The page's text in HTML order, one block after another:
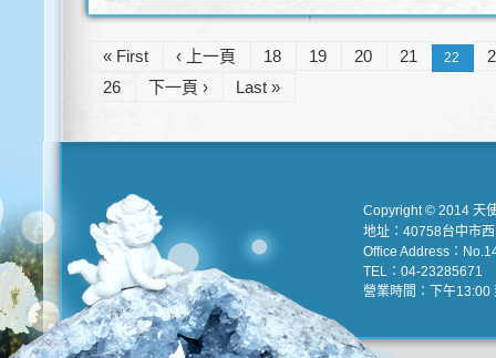
« First ‹ 上一頁 18 19 20 21 22
26
下一頁 › Last »
Copyright © 2014 天
地址：40758台中市
Office Address：
TEL：04-23285671
營業時間：下午13:00